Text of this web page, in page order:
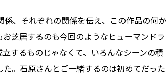
、それぞれの関係を伝え、この作品の何か
芝居するのも今回のようなヒューマンドラ
するものじゃなくて、いろんなシーンの積
。石原さんとご一緒するのは初めてだった